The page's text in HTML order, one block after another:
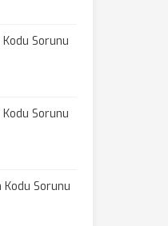
Sorunu
Sorunu
Sorunu